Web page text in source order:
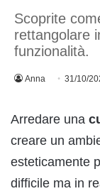
Scoprite
rettangolare
funzionalità.
Anna 31/10/
Arredare una
creare un
esteticamente
difficile ma in